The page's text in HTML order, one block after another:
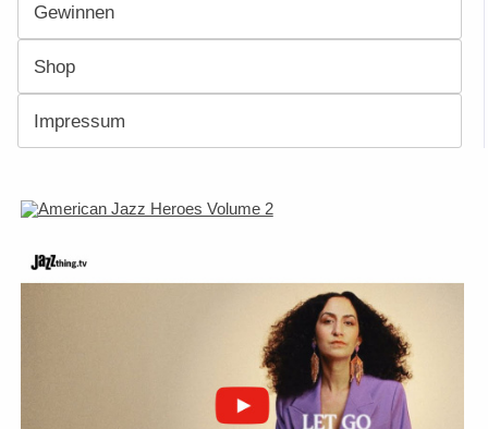
Gewinnen
Shop
Impressum